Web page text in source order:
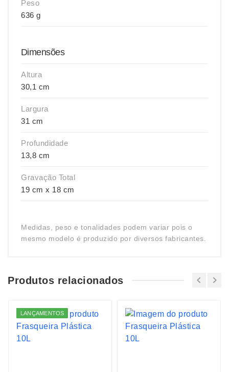
Peso
636 g
Dimensões
Altura
30,1 cm
Largura
31 cm
Profundidade
13,8 cm
Gravação Total
19 cm x 18 cm
Medidas, peso e tonalidades podem variar pois o
mesmo modelo é produzido por diversos fabricantes.
Produtos relacionados
LANÇAMENTOS